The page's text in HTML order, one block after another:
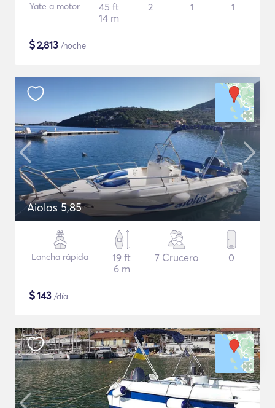
Yate a motor
45 ft
14 m
2 1 1
$2,813 /noche
Aiolos 5,85
Lancha rápida
19 ft
6 m
7 Crucero 0
$143 /día